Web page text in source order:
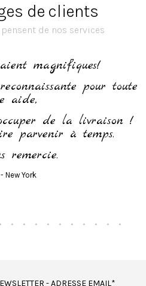
de clients
de nos services
magnifiques!
pour toute
aide,
de la livraison !
parvenir à temps.
remercie.
- New York
- ADRESSE EMAIL*